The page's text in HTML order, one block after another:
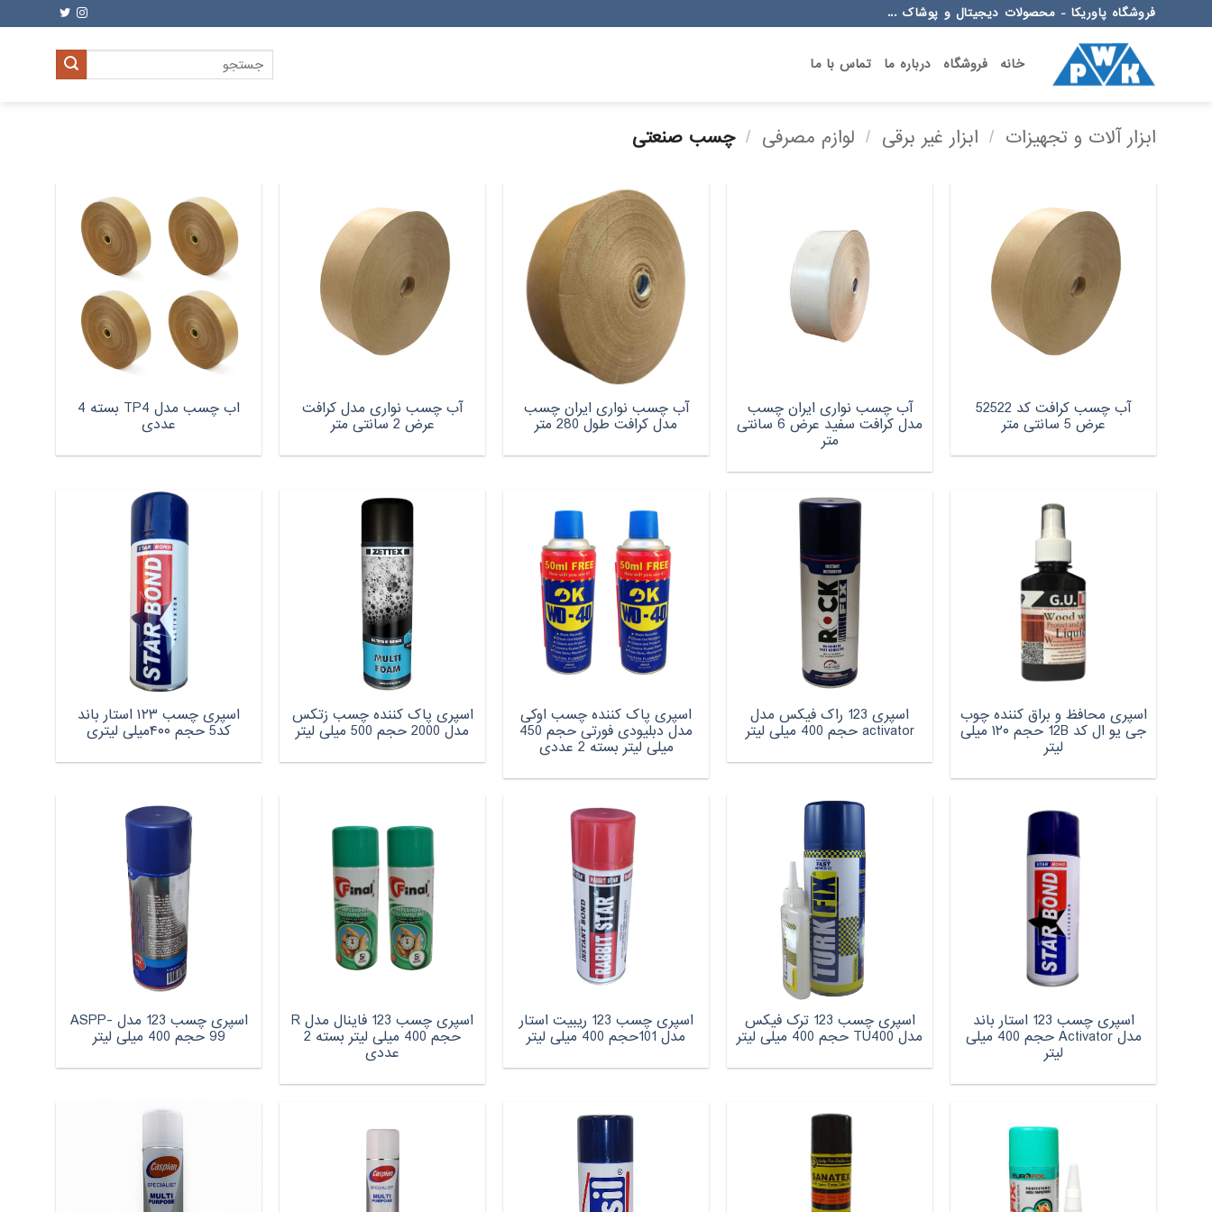
to
فروشگاه پاوریکا - محصولات دیجیتال و پوشاک ...
خانه فروشگاه درباره ما تماس با ما
جستجو
برای:
ابزار آلات و تجهیزات / ابزار غیر برقی / لوازم مصرفی / چسب صنعتی
آب چسب کرافت کد 52522
عرض 5 سانتی متر
آب چسب نواری ایران چسب
مدل کرافت سفید عرض 6 سانتی
متر
آب چسب نواری ایران چسب
مدل کرافت طول 280 متر
آب چسب نواری مدل کرافت
عرض 2 سانتی متر
اب چسب مدل TP4 بسته 4
عددی
اسپرى محافظ و براق كننده چوب
جى يو ال كد 12B حجم ١٢٠ ميلى
ليتر
اسپری 123 راک فیکس مدل
activator حجم 400 میلی لیتر
اسپری پاک کننده چسب اوکی
مدل دبلیودی فورتی حجم 450
میلی لیتر بسته 2 عددی
اسپری پاک کننده چسب زتکس
مدل 2000 حجم 500 میلی لیتر
اسپری چسب ۱۲۳ استار باند
کد5 حجم ۴۰۰میلی لیتری
اسپری چسب 123 استار باند
مدل Activator حجم 400 میلی
لیتر
اسپری چسب 123 ترک فیکس
مدل TU400 حجم 400 میلی لیتر
اسپری چسب 123 ریبیت استار
مدل 101حجم 400 میلی لیتر
اسپری چسب 123 فاینال مدل R
حجم 400 میلی لیتر بسته 2
عددی
اسپری چسب 123 مدل ASPP-
99 حجم 400 میلی لیتر